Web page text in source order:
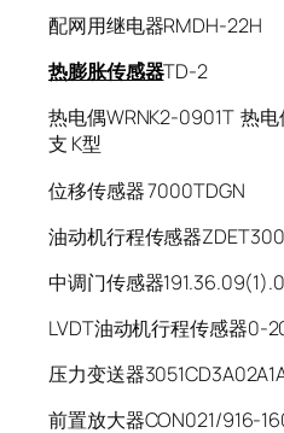
配网用继电器RMDH-22H
热膨胀传感器TD-2
热电偶WRNK2-0901T 热
支 K型
位移传感器 7000TDGN
油动机行程传感器
中调门传感器
LVDT油动机行程传感器0-
压力变送器
前置放大器CON021/916-